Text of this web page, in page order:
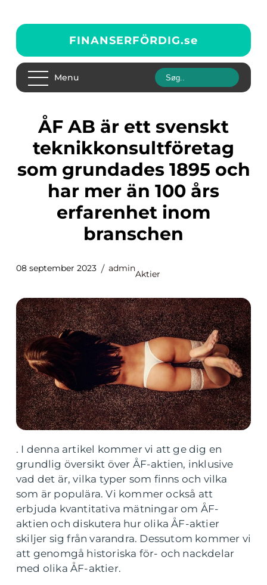
FINANSERFÖRDIG.se
Menu
ÅF AB är ett svenskt
teknikkonsultföretag
som grundades 1895 och
har mer än 100 års
erfarenhet inom
branschen
08 september 2023 admin
Aktier
. I denna artikel kommer vi att ge dig en
grundlig översikt över ÅF-aktien, inklusive
vad det är, vilka typer som finns och vilka
som är populära. Vi kommer också att
erbjuda kvantitativa mätningar om ÅF-
aktien och diskutera hur olika ÅF-aktier
skiljer sig från varandra. Dessutom kommer vi
att genomgå historiska för- och nackdelar
med olika ÅF-aktier.